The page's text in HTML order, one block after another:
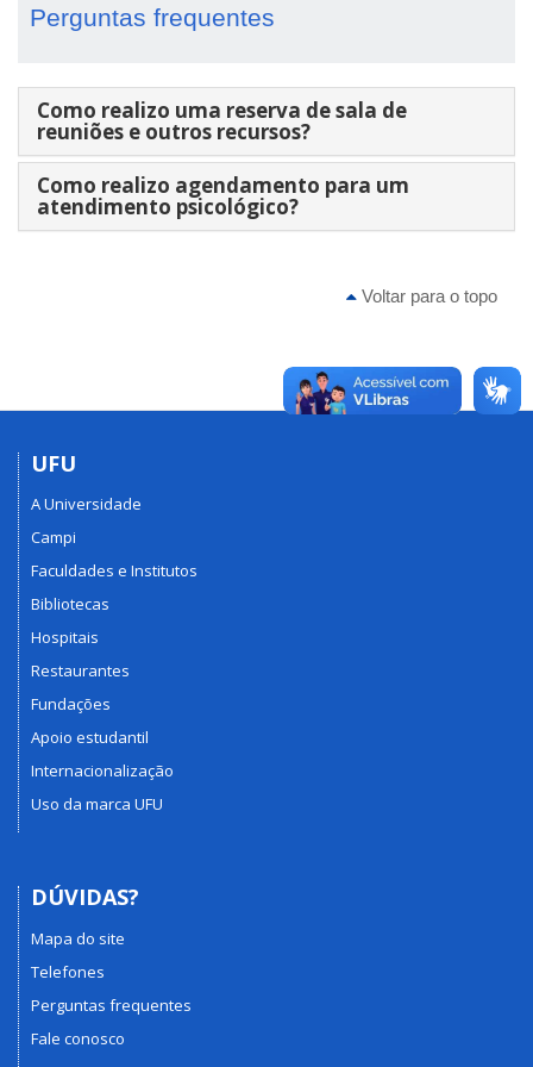
Perguntas frequentes
Como realizo uma reserva de sala de
reuniões e outros recursos?
Como realizo agendamento para um
atendimento psicológico?
Voltar para o topo
UFU
A Universidade
Campi
Faculdades e Institutos
Bibliotecas
Hospitais
Restaurantes
Fundações
Apoio estudantil
Internacionalização
Uso da marca UFU
DÚVIDAS?
Mapa do site
Telefones
Perguntas frequentes
Fale conosco